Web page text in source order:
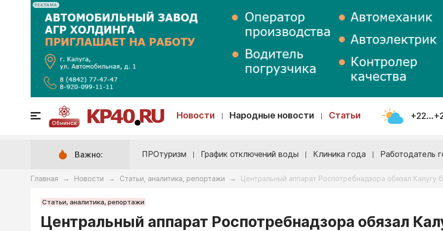
РЕКЛАМА
Обнинск
Новости Народные новости Статьи
Важно: ПРОтуризм График отключений воды Клиника года Работодатель
Главная → Новости → Статьи, аналитика, репортажи → Центральный аппарат Роспотребнадзора обязал
Статьи, аналитика, репортажи
Центральный аппарат Роспотребнадзора обязал